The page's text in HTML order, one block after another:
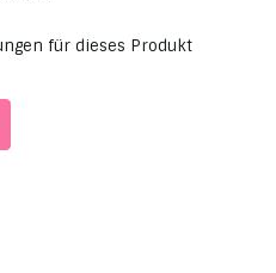
für dieses Produkt